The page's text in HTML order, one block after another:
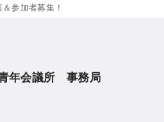
参加者募集！
年会議所 事務局